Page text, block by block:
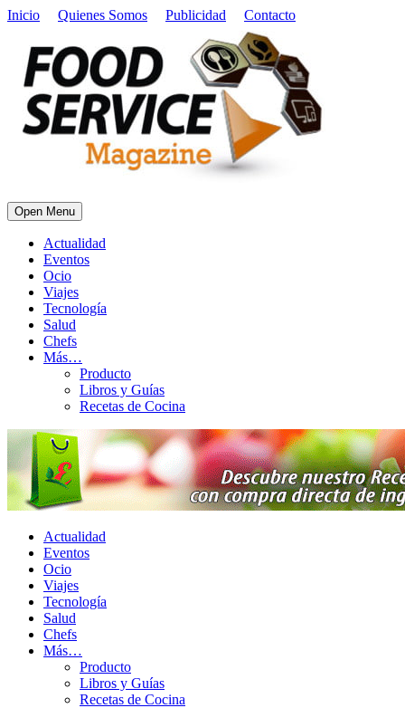
Inicio Quienes Somos Publicidad Contacto
Open Menu
Actualidad
Eventos
Ocio
Viajes
Tecnología
Salud
Chefs
Más…
Producto
Libros y Guías
Recetas de Cocina
Actualidad
Eventos
Ocio
Viajes
Tecnología
Salud
Chefs
Más…
Producto
Libros y Guías
Recetas de Cocina